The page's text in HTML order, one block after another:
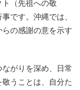
（先祖への敬
です。沖縄では、
の感謝の意を示す
がりを深め、日常
うことは、自分た